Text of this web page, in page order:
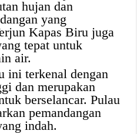
hujan dan
yang
Kapas Biru juga
tepat untuk
air.
ini terkenal dengan
dan merupakan
berselancar. Pulau
pemandangan
indah.